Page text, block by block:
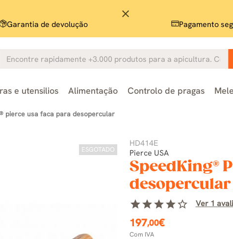
close
Garantia de devolução Pagamento
e utensilios Alimentação Controlo de pragas
pierce usa faca para desopercular
HD414E
Pierce USA
SpeedKing®
desopercular
starstarstarstarstar_border Ver 1
ESGOTADO
197,00€
Com IVA